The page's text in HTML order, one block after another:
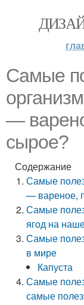
Самые
—
сырое?
Содержание
Самые
— вареное,
Самые
ягод на
Самые
в мире
Капуста
Самые
самые